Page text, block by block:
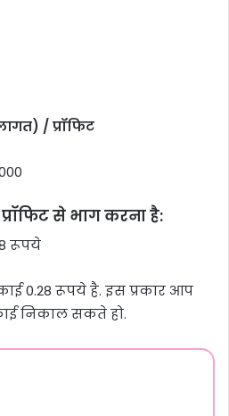
/ प्रॉफिट
से भाग करना है:
रूपये
0.28 रूपये है. इस प्रकार आप
निकाल सकते हो.